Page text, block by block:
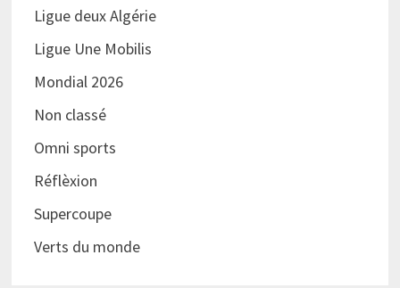
Ligue deux Algérie
Ligue Une Mobilis
Mondial 2026
Non classé
Omni sports
Réflèxion
Supercoupe
Verts du monde